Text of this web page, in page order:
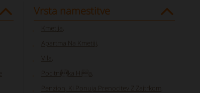
Vrsta namestitve
Kmetija
Apartma Na Kmetiji
Vila
Pocitnika Hia
Penzion, Ki Ponuja Prenocitev Z Zajtrkom